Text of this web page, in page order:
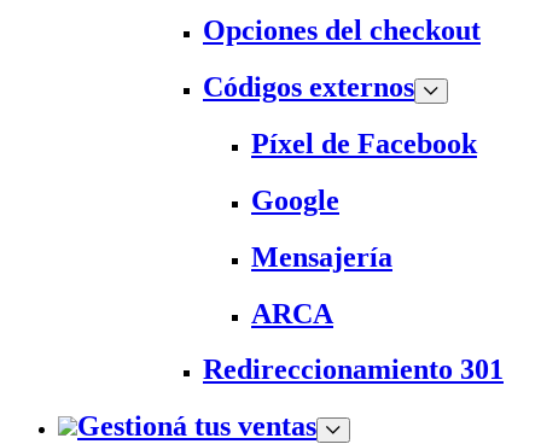
Opciones del checkout
Códigos externos
Píxel de Facebook
Google
Mensajería
ARCA
Redireccionamiento 301
Gestioná tus ventas